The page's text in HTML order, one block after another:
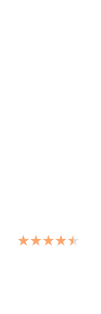
★★★★★
★★★★★